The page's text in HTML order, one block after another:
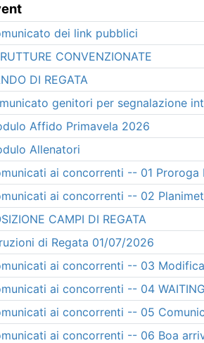
dei link pubblici
CONVENZIONATE
DI REGATA
genitori per segnalazione
Affido Primavela 2026
Allenatori
ai concorrenti -- 01 Proroga
ai concorrenti -- 02
CAMPI DI REGATA
di Regata 01/07/2026
ai concorrenti -- 03
ai concorrenti -- 04 WAITING
ai concorrenti -- 05
ai concorrenti -- 06 Boa